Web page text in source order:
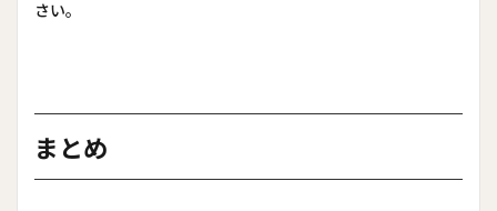
さい。
まとめ